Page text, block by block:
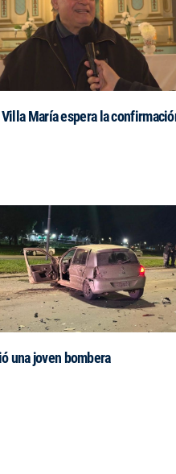
María espera la
una joven bombera